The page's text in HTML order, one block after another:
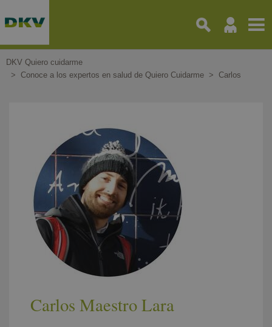
al
principal
DKV Quiero cuidarme
Conoce a los expertos en salud de Quiero Cuidarme
Carlos
Carlos Maestro Lara